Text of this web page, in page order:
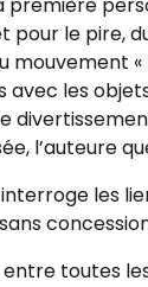
pour le pire,
mouvement
avec les
l’auteure
les
toutes